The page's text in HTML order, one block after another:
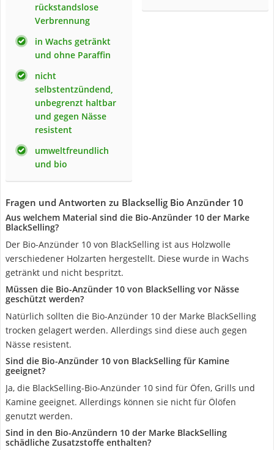
rückstandslose
Verbrennung
in Wachs getränkt
und ohne Paraffin
nicht
selbstentzündend,
unbegrenzt haltbar
und gegen Nässe
resistent
umweltfreundlich
und bio
Fragen und Antworten zu Blacksellig Bio Anzünder 10
Aus welchem Material sind die Bio-Anzünder 10 der Marke
BlackSelling?
Der Bio-Anzünder 10 von BlackSelling ist aus Holzwolle
verschiedener Holzarten hergestellt. Diese wurde in Wachs
getränkt und nicht bespritzt.
Müssen die Bio-Anzünder 10 von BlackSelling vor Nässe
geschützt werden?
Natürlich sollten die Bio-Anzünder 10 der Marke BlackSelling
trocken gelagert werden. Allerdings sind diese auch gegen
Nässe resistent.
Sind die Bio-Anzünder 10 von BlackSelling für Kamine
geeignet?
Ja, die BlackSelling-Bio-Anzünder 10 sind für Öfen, Grills und
Kamine geeignet. Allerdings können sie nicht für Ölöfen
genutzt werden.
Sind in den Bio-Anzündern 10 der Marke BlackSelling
schädliche Zusatzstoffe enthalten?